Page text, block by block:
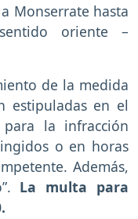
Monserrate hasta
oriente –
de la medida
estipuladas en el
la infracción
o en horas
Además,
La multa para